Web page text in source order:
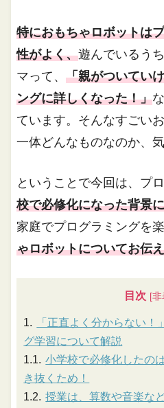
特におもちゃロボットは
性がよく、遊んでいるう
マって、「親がついてい
ングに詳しくなった！」
ています。そんなすごい
一体どんなものなのか、
ということで今回は、プ
校で必修化になった背景
家庭でプログラミングを
ゃロボットについてお伝
目次
「正直よく分からない
グ学習について解説
小学校で必修化したの
き抜くため！
授業は、算数や音楽な